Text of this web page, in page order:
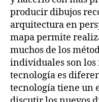
producir dibujos
arquitectura en
mapa permite
muchos de los
individuales son los
tecnología es
tecnología tiene un